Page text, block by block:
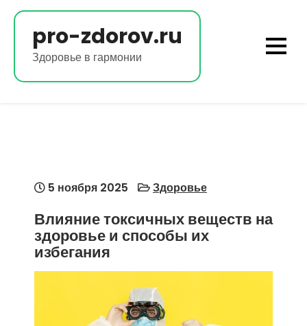
Перейти
содержимомуpro-zdorov.ru
Здоровье в гармонии
5 ноября 2025 Здоровье
Влияние токсичных веществ на
здоровье и способы их
избегания